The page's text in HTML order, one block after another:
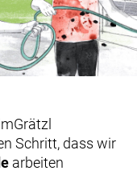
Schritt, dass wir
arbeiten